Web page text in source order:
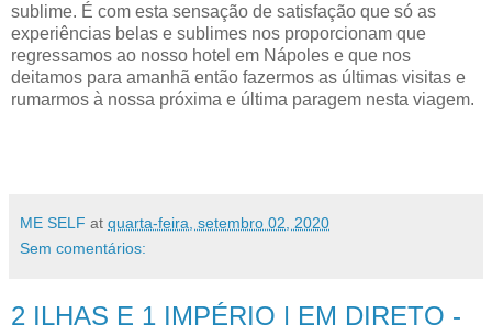
sublime. É com esta sensação de satisfação que só as
experiências belas e sublimes nos proporcionam que
regressamos ao nosso hotel em Nápoles e que nos
deitamos para amanhã então fazermos as últimas visitas e
rumarmos à nossa próxima e última paragem nesta viagem.
ME SELF at quarta-feira, setembro 02, 2020
Sem comentários:
2 ILHAS E 1 IMPÉRIO | EM DIRETO -